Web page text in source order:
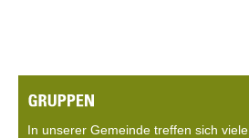
In unserer Gemeinde treffen sich viele